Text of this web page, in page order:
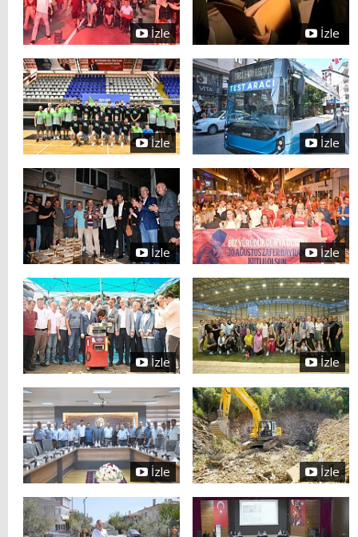
İzle İzle
İzle İzle
İzle İzle
İzle İzle
İzle İzle